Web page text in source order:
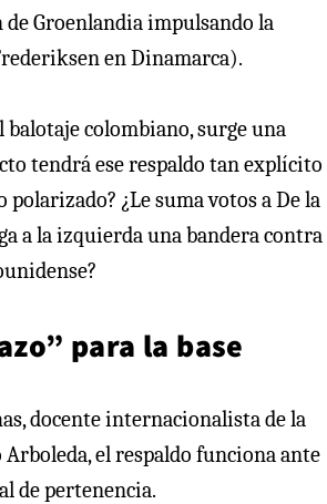
Groenlandia impulsando la
en Dinamarca).
balotaje colombiano, surge una
tendrá ese respaldo tan explícito
polarizado? ¿Le suma votos a De la
a la izquierda una bandera contra
para la base
docente internacionalista de la
el respaldo funciona ante
de pertenencia.